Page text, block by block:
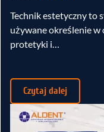
Technik estetyczny to
używane określenie w
protetyki i…
Czytaj dalej